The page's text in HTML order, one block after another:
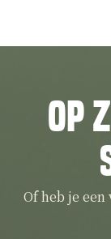
Op
Of heb je